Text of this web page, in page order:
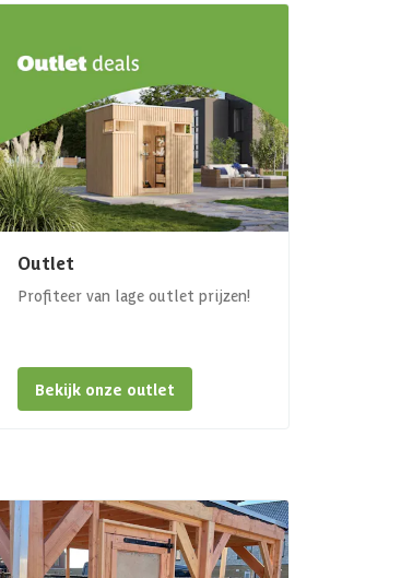
Outlet
Profiteer van lage outlet prijzen!
Bekijk onze outlet